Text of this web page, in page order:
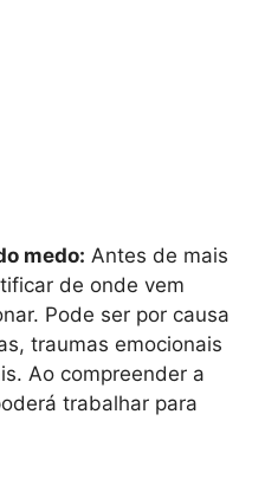
medo: Antes de mais
de onde vem
Pode ser por causa
traumas emocionais
Ao compreender a
trabalhar para